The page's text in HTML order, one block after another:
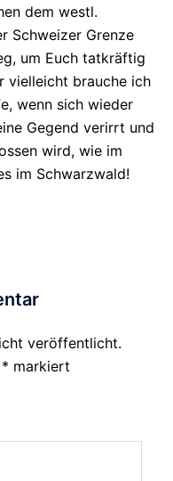
dem westl.
Schweizer Grenze
um Euch tatkräftig
vielleicht brauche ich
wenn sich wieder
Gegend verirrt und
wird, wie im
im Schwarzwald!
veröffentlicht.
* markiert